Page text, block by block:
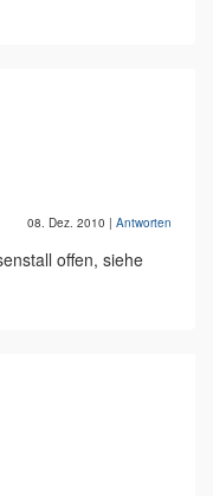
08. Dez. 2010 | Antworten
offen, siehe